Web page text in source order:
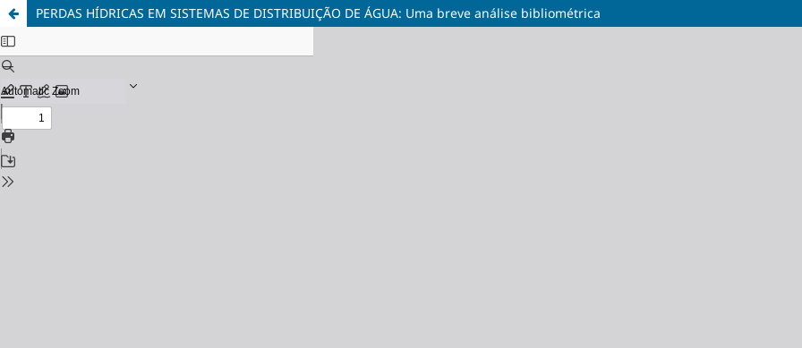
PERDAS HÍDRICAS EM SISTEMAS DE DISTRIBUIÇÃO DE ÁGUA: Uma breve análise bibliométrica